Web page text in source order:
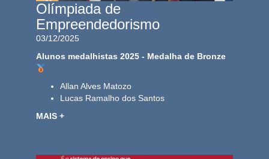
Olímpiada de
Empreendedorismo
03/12/2025
Alunos medalhistas 2025 - Medalha de Bronze
Allan Alves Matozo
Lucas Ramalho dos Santos
MAIS +